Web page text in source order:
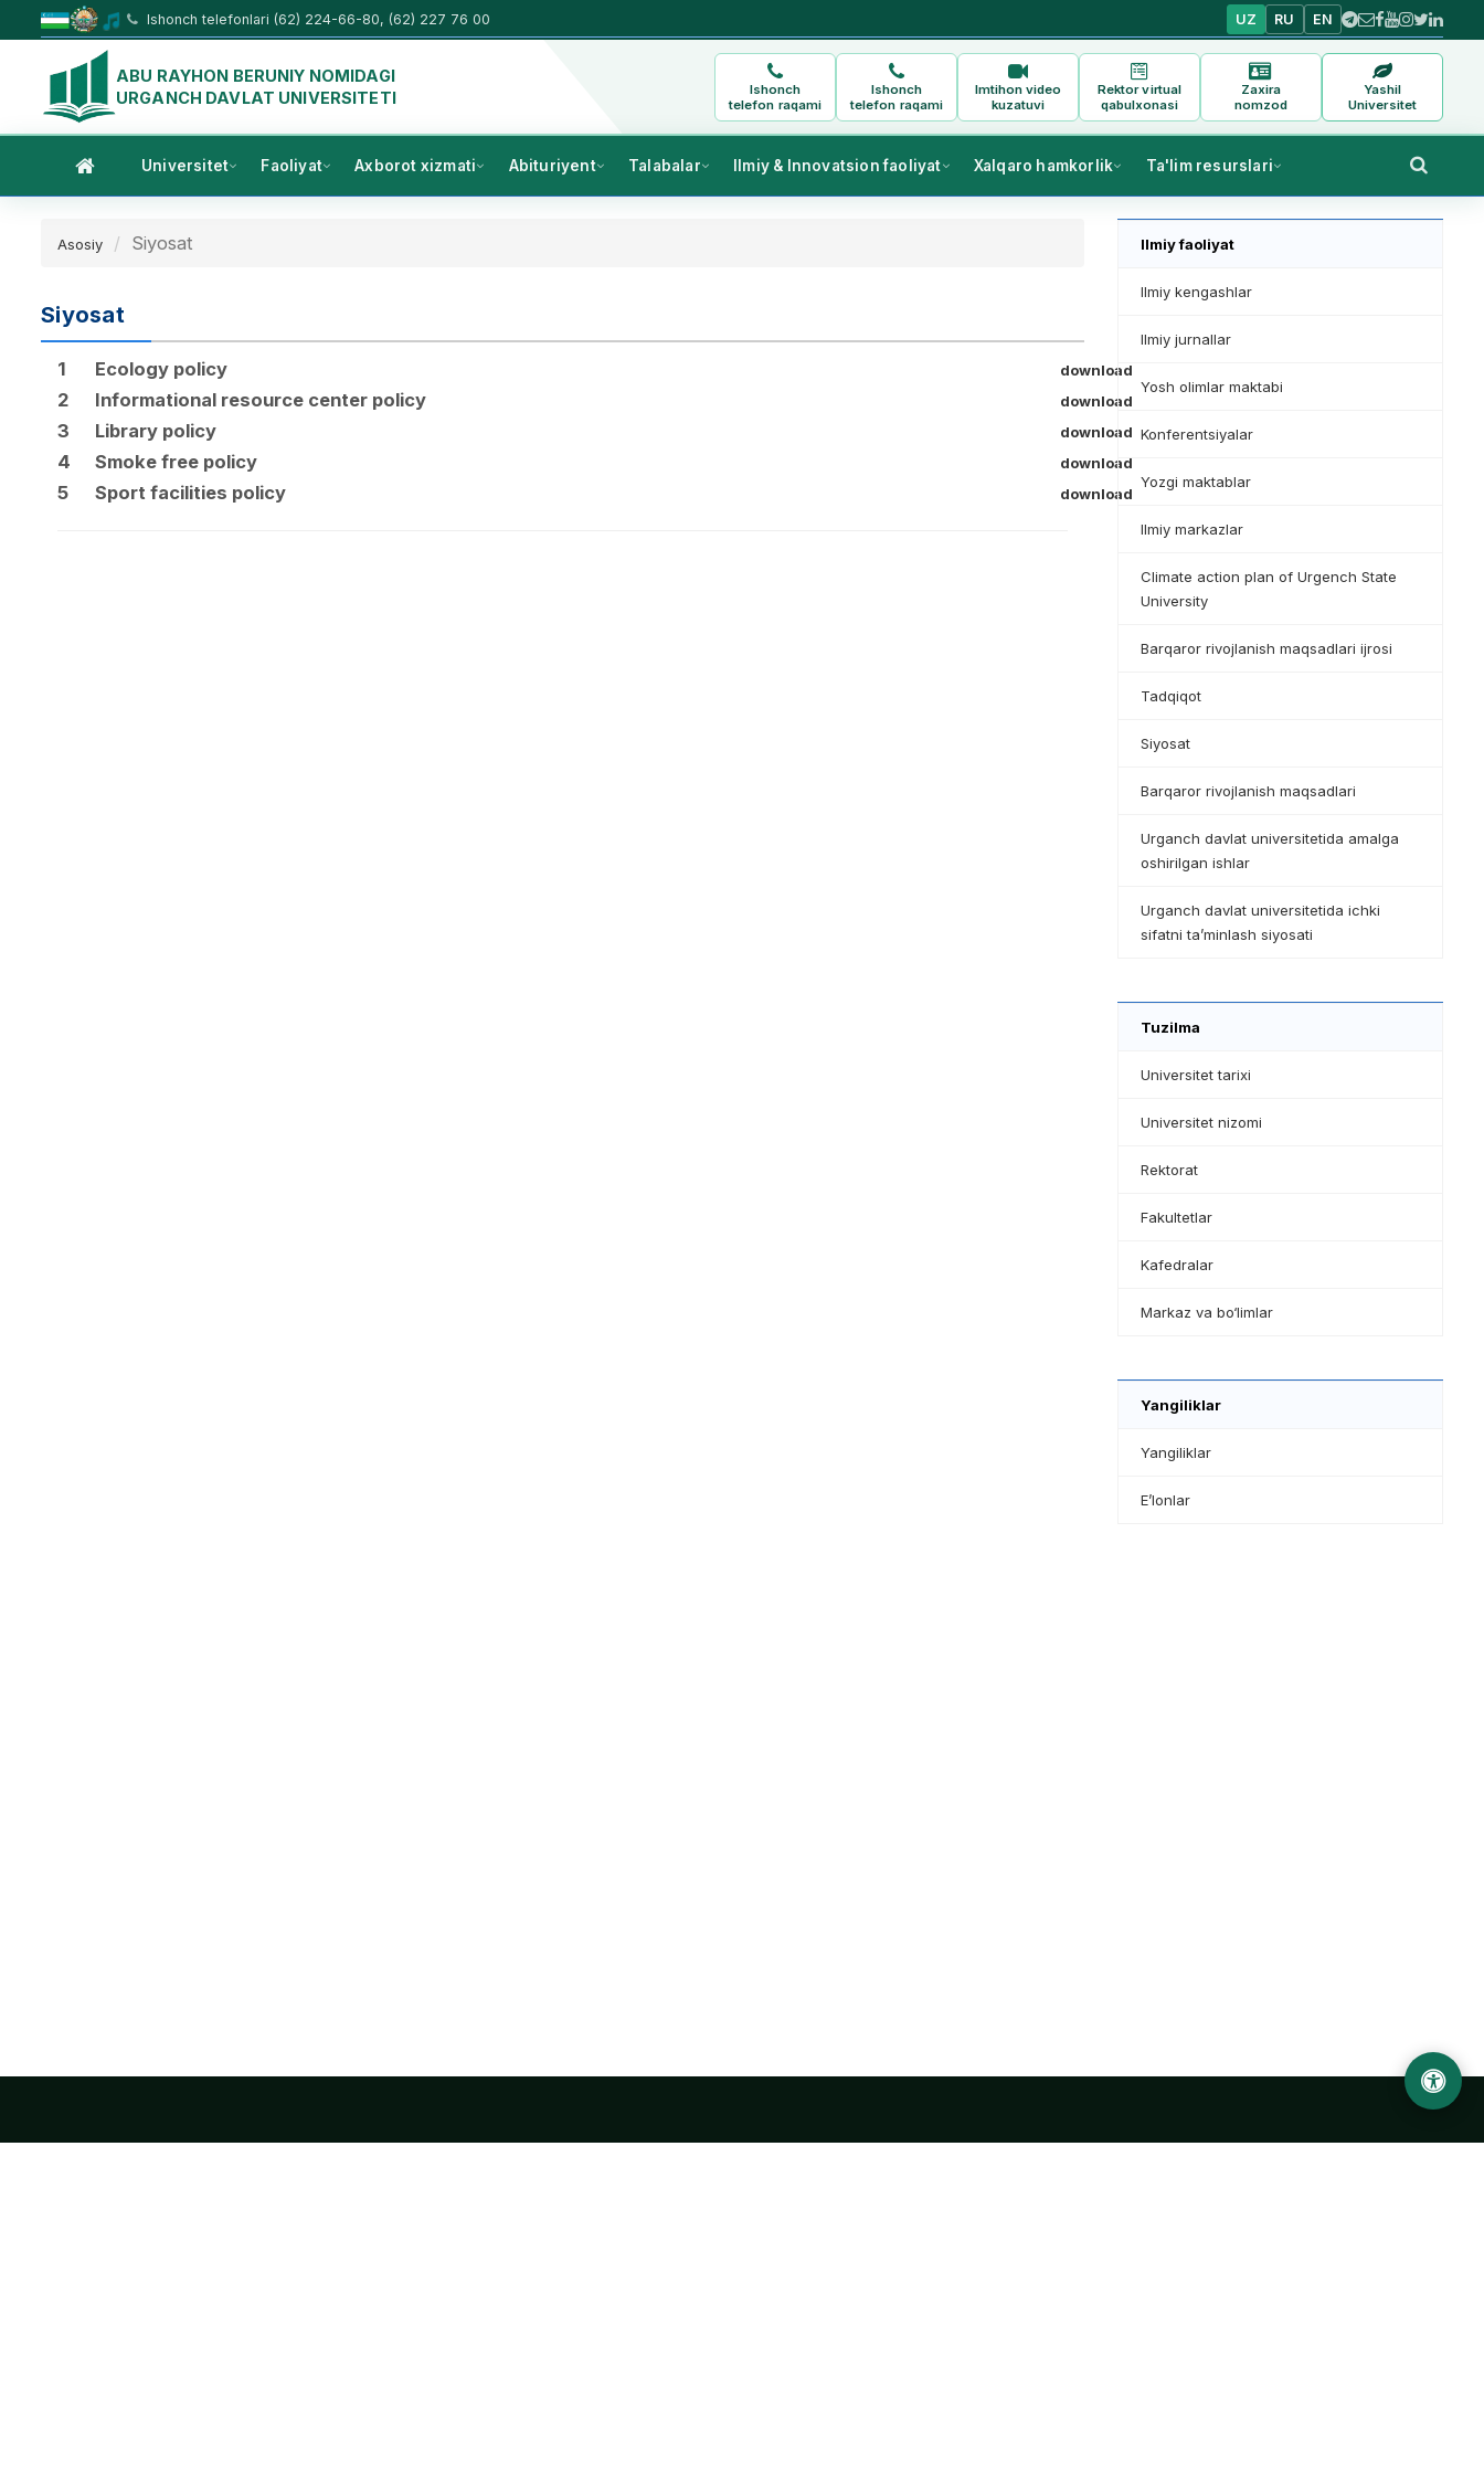
Ishonch telefonlari (62) 224-66-80, (62) 227 76 00 UZ RU EN
ABU RAYHON BERUNIY NOMIDAGI
URGANCH DAVLAT UNIVERSITETI
Ishonch
telefon raqami
Ishonch
telefon raqami
Imtihon video
kuzatuvi
Rektor virtual
qabulxonasi
Zaxira
nomzod
Yashil
Universitet
Universitet Faoliyat Axborot xizmati Abituriyent Talabalar Ilmiy & Innovatsion faoliyat Xalqaro hamkorlik Ta'lim resurslari
Asosiy Siyosat
Siyosat
1 Ecology policy download
2 Informational resource center policy download
3 Library policy download
4 Smoke free policy download
5 Sport facilities policy download
Ilmiy faoliyat
Ilmiy kengashlar
Ilmiy jurnallar
Yosh olimlar maktabi
Konferentsiyalar
Yozgi maktablar
Ilmiy markazlar
Climate action plan of Urgench State
University
Barqaror rivojlanish maqsadlari ijrosi
Tadqiqot
Siyosat
Barqaror rivojlanish maqsadlari
Urganch davlat universitetida amalga
oshirilgan ishlar
Urganch davlat universitetida ichki
sifatni ta’minlash siyosati
Tuzilma
Universitet tarixi
Universitet nizomi
Rektorat
Fakultetlar
Kafedralar
Markaz va bo‘limlar
Yangiliklar
Yangiliklar
E’lonlar